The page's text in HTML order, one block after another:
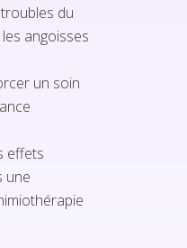
du
angoisses
un soin
effets
une